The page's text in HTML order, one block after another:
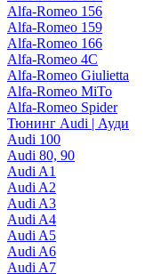
Alfa-Romeo 156
Alfa-Romeo 159
Alfa-Romeo 166
Alfa-Romeo 4C
Alfa-Romeo Giulietta
Alfa-Romeo MiTo
Alfa-Romeo Spider
Тюнинг Audi | Ауди
Audi 100
Audi 80, 90
Audi A1
Audi A2
Audi A3
Audi A4
Audi A5
Audi A6
Audi A7